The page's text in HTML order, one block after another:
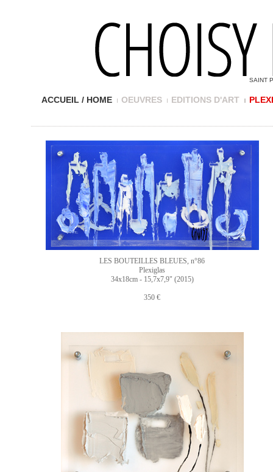
SAINT
ACCUEIL / HOME OEUVRES EDITIONS D'ART
LES BOUTEILLES BLEUES, n°86
Plexiglas
34x18cm - 15,7x7,9" (2015)
350 €